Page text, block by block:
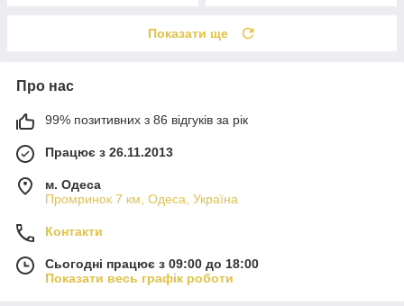
Показати ще
Про нас
99% позитивних з 86 відгуків за рік
Працює з 26.11.2013
м. Одеса
Промринок 7 км, Одеса, Україна
Контакти
Сьогодні працює з 09:00 до 18:00
Показати весь графік роботи